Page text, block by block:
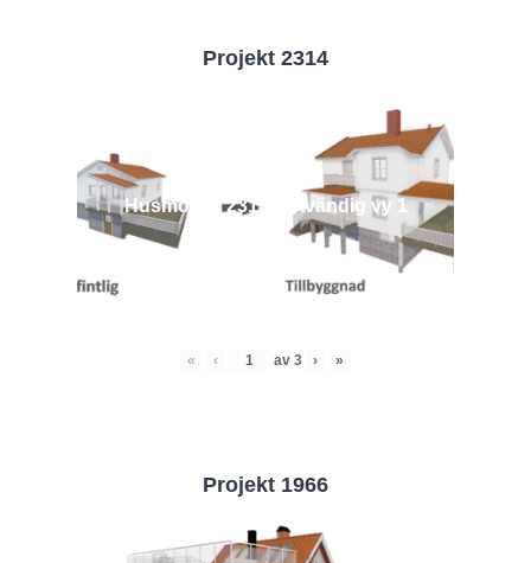
Projekt 2314
Husmodell 2314 - Utvändig vy 1
« ‹ av 3 › »
Projekt 1966